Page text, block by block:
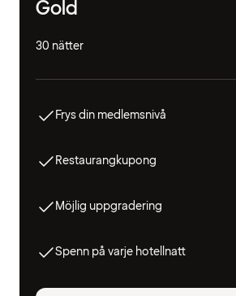
Gold
30 nätter
Frys din medlemsnivå
Restaurangkupong
Möjlig uppgradering
Spenn på varje hotellnatt